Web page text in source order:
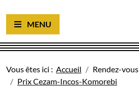
Ouvrir le menu
Vous êtes ici : Accueil
Rendez-vous
Prix Cezam-Incos-Komorebi